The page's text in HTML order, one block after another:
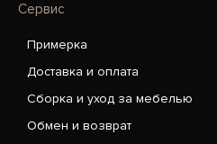
Сервис
Примерка
Доставка и оплата
Сборка и уход за мебелью
Обмен и возврат